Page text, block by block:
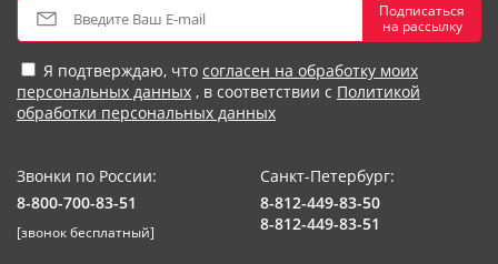
Подписаться
на рассылку
Я подтверждаю, что согласен на обработку моих
персональных данных , в соответствии с Политикой
обработки персональных данных
Звонки по России:
8-800-700-83-51
[звонок бесплатный]
Санкт-Петербург:
8-812-449-83-50
8-812-449-83-51